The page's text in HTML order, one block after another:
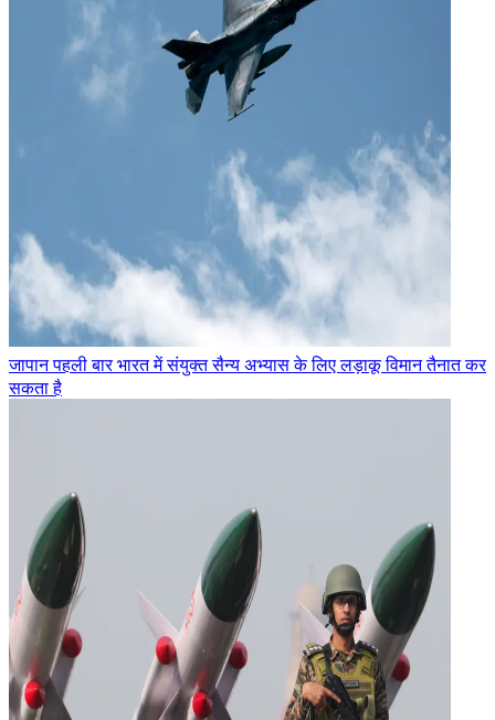
जापान पहली बार भारत में संयुक्त सैन्य अभ्यास के लिए लड़ाकू विमान तैनात कर
सकता है